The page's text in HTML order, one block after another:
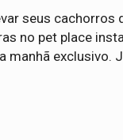
seus cachorros
no pet place
manhã exclusivo.